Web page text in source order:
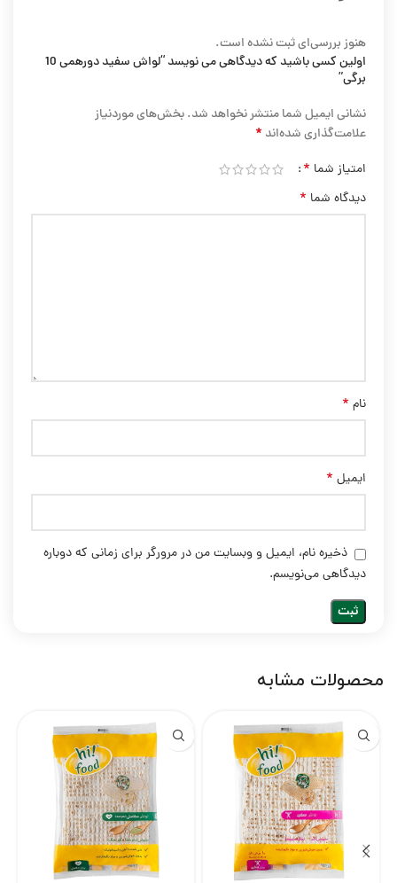
هنوز بررسی‌ای ثبت نشده است.
اولین کسی باشید که دیدگاهی می نویسد “لواش سفید دورهمی 10
برگی”
نشانی ایمیل شما منتشر نخواهد شد.بخش‌های موردنیاز
علامت‌گذاری شده‌اند*
امتیاز شما *
دیدگاه شما *
نام *
ایمیل *
ذخیره نام، ایمیل و وبسایت من در مرورگر برای زمانی که دوباره
دیدگاهی می‌نویسم.
محصولات مشابه